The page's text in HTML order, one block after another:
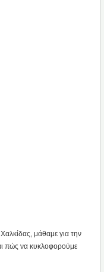
μάθαμε για την
πώς να κυκλοφορούμε